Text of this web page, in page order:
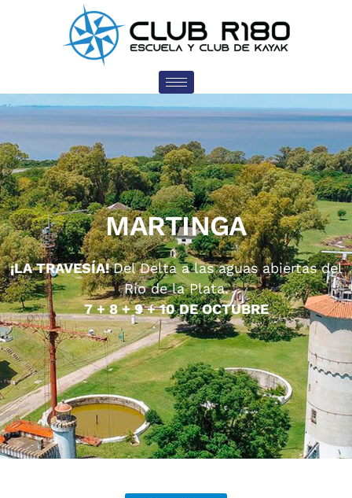
MARTINGA
¡LA TRAVESÍA!Del Delta a las aguas abiertas del
Río de la Plata.
7 + 8 + 9 + 10 DE OCTUBRE